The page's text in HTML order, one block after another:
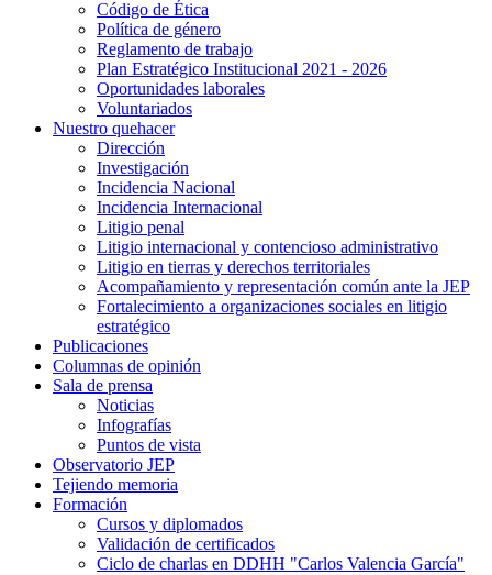
Código de Ética
Política de género
Reglamento de trabajo
Plan Estratégico Institucional 2021 - 2026
Oportunidades laborales
Voluntariados
Nuestro quehacer
Dirección
Investigación
Incidencia Nacional
Incidencia Internacional
Litigio penal
Litigio internacional y contencioso administrativo
Litigio en tierras y derechos territoriales
Acompañamiento y representación común ante la JEP
Fortalecimiento a organizaciones sociales en litigio
estratégico
Publicaciones
Columnas de opinión
Sala de prensa
Noticias
Infografías
Puntos de vista
Observatorio JEP
Tejiendo memoria
Formación
Cursos y diplomados
Validación de certificados
Ciclo de charlas en DDHH "Carlos Valencia García"